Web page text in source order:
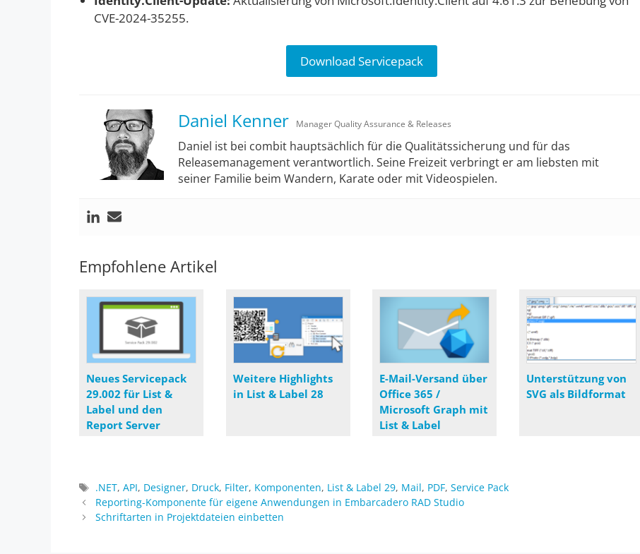
CVE-2024-35255.
Download Servicepack
Daniel Kenner Manager Quality Assurance & Releases
Daniel ist bei combit hauptsächlich für die Qualitätssicherung und für das
Releasemanagement verantwortlich. Seine Freizeit verbringt er am liebsten mit
seiner Familie beim Wandern, Karate oder mit Videospielen.
Empfohlene Artikel
Neues Servicepack
29.002 für List &
Label und den
Report Server
Weitere Highlights
in List & Label 28
E-Mail-Versand über
Office 365 /
Microsoft Graph mit
List & Label
Unterstützung von
SVG als Bildformat
Schlagwörter
.NET,API, Designer, Druck, Filter, Komponenten, List & Label 29, Mail, PDF,Service Pack
Reporting-Komponente für eigene Anwendungen in Embarcadero RAD Studio
Schriftarten in Projektdateien einbetten